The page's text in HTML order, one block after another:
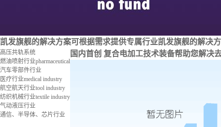
凯发旗舰的解决方案可根据需求提供专属行业凯发旗舰的解决
高压共轨系统
燃油喷射行业pharmaceutical
汽车零部件行业
医疗行业medical industry
航空航天行业tool industry
纺织机械行业textile industry
气动液压行业
通信、半导体、芯片行业
国内首创 复合电加工技术装备帮助您解决